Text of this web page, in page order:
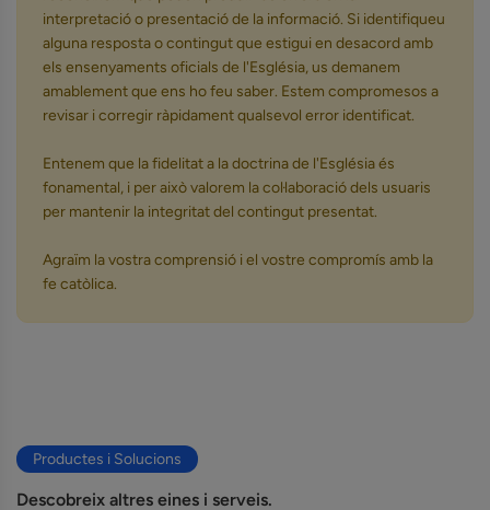
interpretació o presentació de la informació. Si identifiqueu
alguna resposta o contingut que estigui en desacord amb
els ensenyaments oficials de l'Església, us demanem
amablement que ens ho feu saber. Estem compromesos a
revisar i corregir ràpidament qualsevol error identificat.
Entenem que la fidelitat a la doctrina de l'Església és
fonamental, i per això valorem la col·laboració dels usuaris
per mantenir la integritat del contingut presentat.
Agraïm la vostra comprensió i el vostre compromís amb la
fe catòlica.
Productes i Solucions
Descobreix altres eines i serveis.